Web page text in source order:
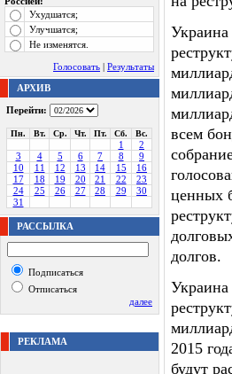
Ухудшатся;
Улучшатся;
Не изменятся.
Голосовать | Результаты
АРХИВ
Перейти:
Пн. Вт. Ср. Чт. Пт. Сб. Вс.
1
2
3
4 5 6 7 8
9
10
11 12 13 14 15
16
17
18 19 20 21 22
23
24
25 26 27 28 29
30
31
РАССЫЛКА
Подписаться
Отписаться
далее
РЕКЛАМА
Украина
всем
ценных
долгов.
2015
будут